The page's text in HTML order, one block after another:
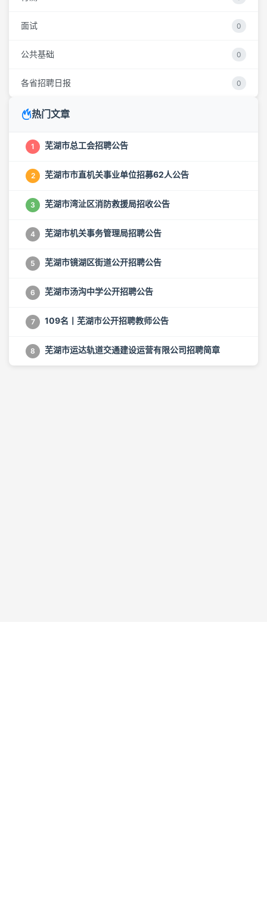
面试 0
公共基础 0
各省招聘日报 0
热门文章
1 芜湖市总工会招聘公告
2 芜湖市市直机关事业单位招募62人公告
3 芜湖市湾沚区消防救援局招收公告
4 芜湖市机关事务管理局招聘公告
5 芜湖市镜湖区街道公开招聘公告
6 芜湖市汤沟中学公开招聘公告
7 109名丨芜湖市公开招聘教师公告
8 芜湖市运达轨道交通建设运营有限公司招聘简章